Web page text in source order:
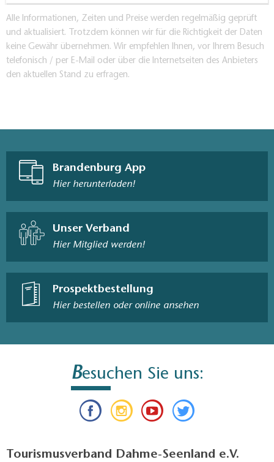
ISBN 978-3-89794-033-7
Rad-, Wander- & Gewässerkarte, Dahme-Seenland,
Königs Wusterhausen, Teupitz,
Umgebung",
1:35.000, Dr. Barthel Verlag, ISBN 978-3-89591-
097-5, 4,90 Euro
Radwander- und Wanderkarte "Naturpark Dahme-
Heideseen" Ausflüge zwischen Märkisch Buchholz,
Teupitz, Königs Wusterhausen, Storkow (Mark),
1:35.000, Dr. Barthel Verlag, ISBN 978-3-89591-
092-0, 6,90 Euro
Alle Informationen, Zeiten und Preise werden regelmäßig geprüft
und aktualisiert. Trotzdem können wir für die Richtigkeit der Daten
keine Gewähr übernehmen. Wir empfehlen Ihnen, vor Ihrem Besuch
telefonisch / per E-Mail oder über die Internetseiten des Anbieters
den aktuellen Stand zu erfragen.
Brandenburg App
Hier herunterladen!
Unser Verband
Hier Mitglied werden!
Prospektbestellung
Hier bestellen oder online ansehen
Besuchen Sie uns:
Tourismusverband Dahme-Seenland e.V.